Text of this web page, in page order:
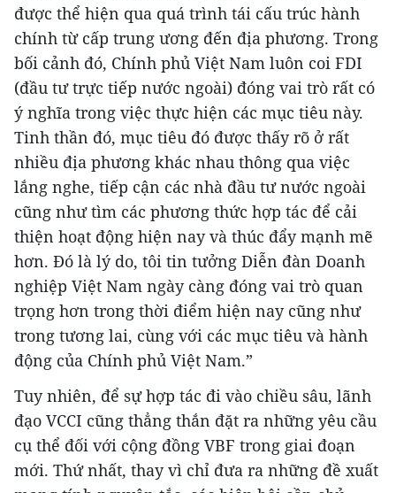
được thể hiện qua quá trình tái cấu trúc hành
chính từ cấp trung ương đến địa phương. Trong
bối cảnh đó, Chính phủ Việt Nam luôn coi FDI
(đầu tư trực tiếp nước ngoài) đóng vai trò rất có
ý nghĩa trong việc thực hiện các mục tiêu này.
Tinh thần đó, mục tiêu đó được thấy rõ ở rất
nhiều địa phương khác nhau thông qua việc
lắng nghe, tiếp cận các nhà đầu tư nước ngoài
cũng như tìm các phương thức hợp tác để cải
thiện hoạt động hiện nay và thúc đẩy mạnh mẽ
hơn. Đó là lý do, tôi tin tưởng Diễn đàn Doanh
nghiệp Việt Nam ngày càng đóng vai trò quan
trọng hơn trong thời điểm hiện nay cũng như
trong tương lai, cùng với các mục tiêu và hành
động của Chính phủ Việt Nam.”
Tuy nhiên, để sự hợp tác đi vào chiều sâu, lãnh
đạo VCCI cũng thẳng thắn đặt ra những yêu cầu
cụ thể đối với cộng đồng VBF trong giai đoạn
mới. Thứ nhất, thay vì chỉ đưa ra những đề xuất